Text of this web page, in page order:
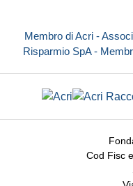
Membro di Acri -
Risparmio SpA -
Cod Fisc